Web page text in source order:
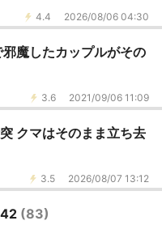
4.4 2026/08/06 04:30
魔したカップルがその
3.6 2021/09/06 11:09
クマはそのまま立ち去
3.5 2026/08/07 13:12
(83)